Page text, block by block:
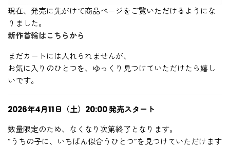
現在、発売に先がけて商品ページをご覧いただけるようにな
りました。
新作首輪はこちらから
まだカートには入れられませんが、
お気に入りのひとつを、ゆっくり見つけていただけたら嬉し
いです。
2026年4月11日（土）20:00 発売スタート
数量限定のため、なくなり次第終了となります。
“うちの子に、いちばん似合うひとつ”を見つけていただけます